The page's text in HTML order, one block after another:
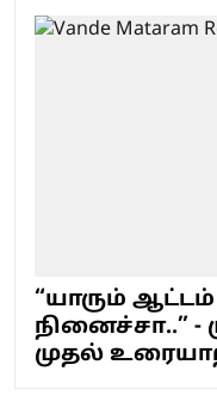
“யாரும்
நினைச்சா..” -
முதல்